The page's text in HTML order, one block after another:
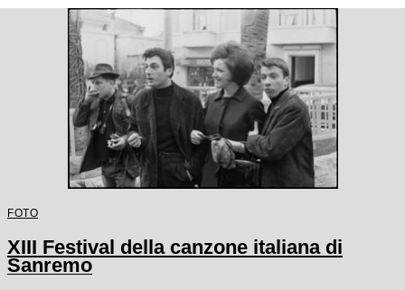
FOTO
XIII Festival della canzone italiana di
Sanremo